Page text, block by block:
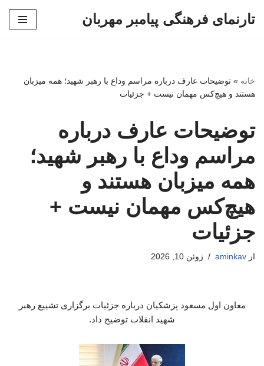
تارنمای فرهنگی پیامبر مهربان
خانه » توضیحات عارف درباره مراسم وداع با رهبر شهید؛ همه میزبان
هستند و هیچ‌کس مهمان نیست + جزئیات
توضیحات عارف درباره
مراسم وداع با رهبر شهید؛
همه میزبان هستند و
هیچ‌کس مهمان نیست +
جزئیات
از aminkav ژوئن 10, 2026
معاون اول مسعود پزشکیان درباره جزئیات برگزاری تشییع رهبر
شهید انقلاب توضیح داد.